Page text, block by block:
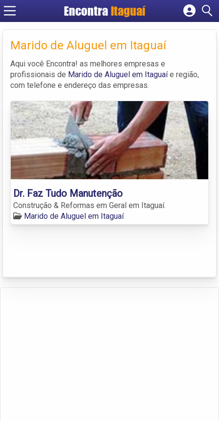
EncontraItaguaí
Cadastrar empresa
Criar conta
Marido de Aluguel em Itaguaí
Aqui você Encontra! as melhores empresas e
profissionais de Marido de Aluguel em Itaguaíe região,
com telefone e endereço das empresas.
Dr. Faz Tudo Manutenção
Construção & Reformas em Geral em Itaguaí.
Marido de Aluguel em Itaguaí